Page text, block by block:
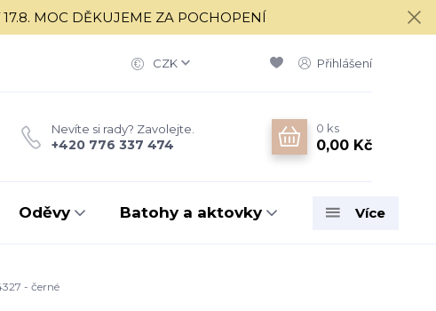
MOC DĚKUJEME ZA POCHOPENÍ
CZK Přihlášení
Nevíte si rady? Zavolejte.
+420 776 337 474
0 ks
0,00 Kč
Oděvy Batohy a aktovky Více
- černé